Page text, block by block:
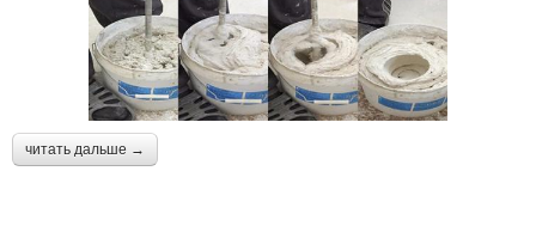
читать дальше →